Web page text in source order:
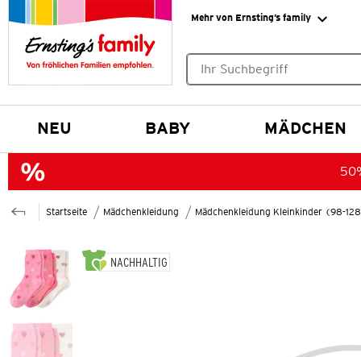
Mehr von Ernsting’s family
NEU BABY MÄDCHEN
Startseite Mädchenkleidung Mädchenkleidung Kleinkinder (98-
NACHHALTIG